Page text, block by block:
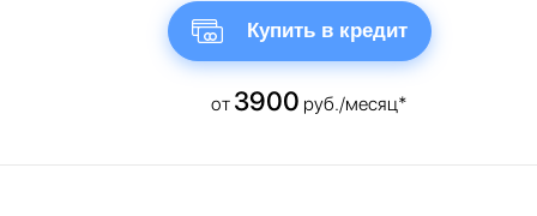
Купить в кредит
от 3900 руб./месяц*